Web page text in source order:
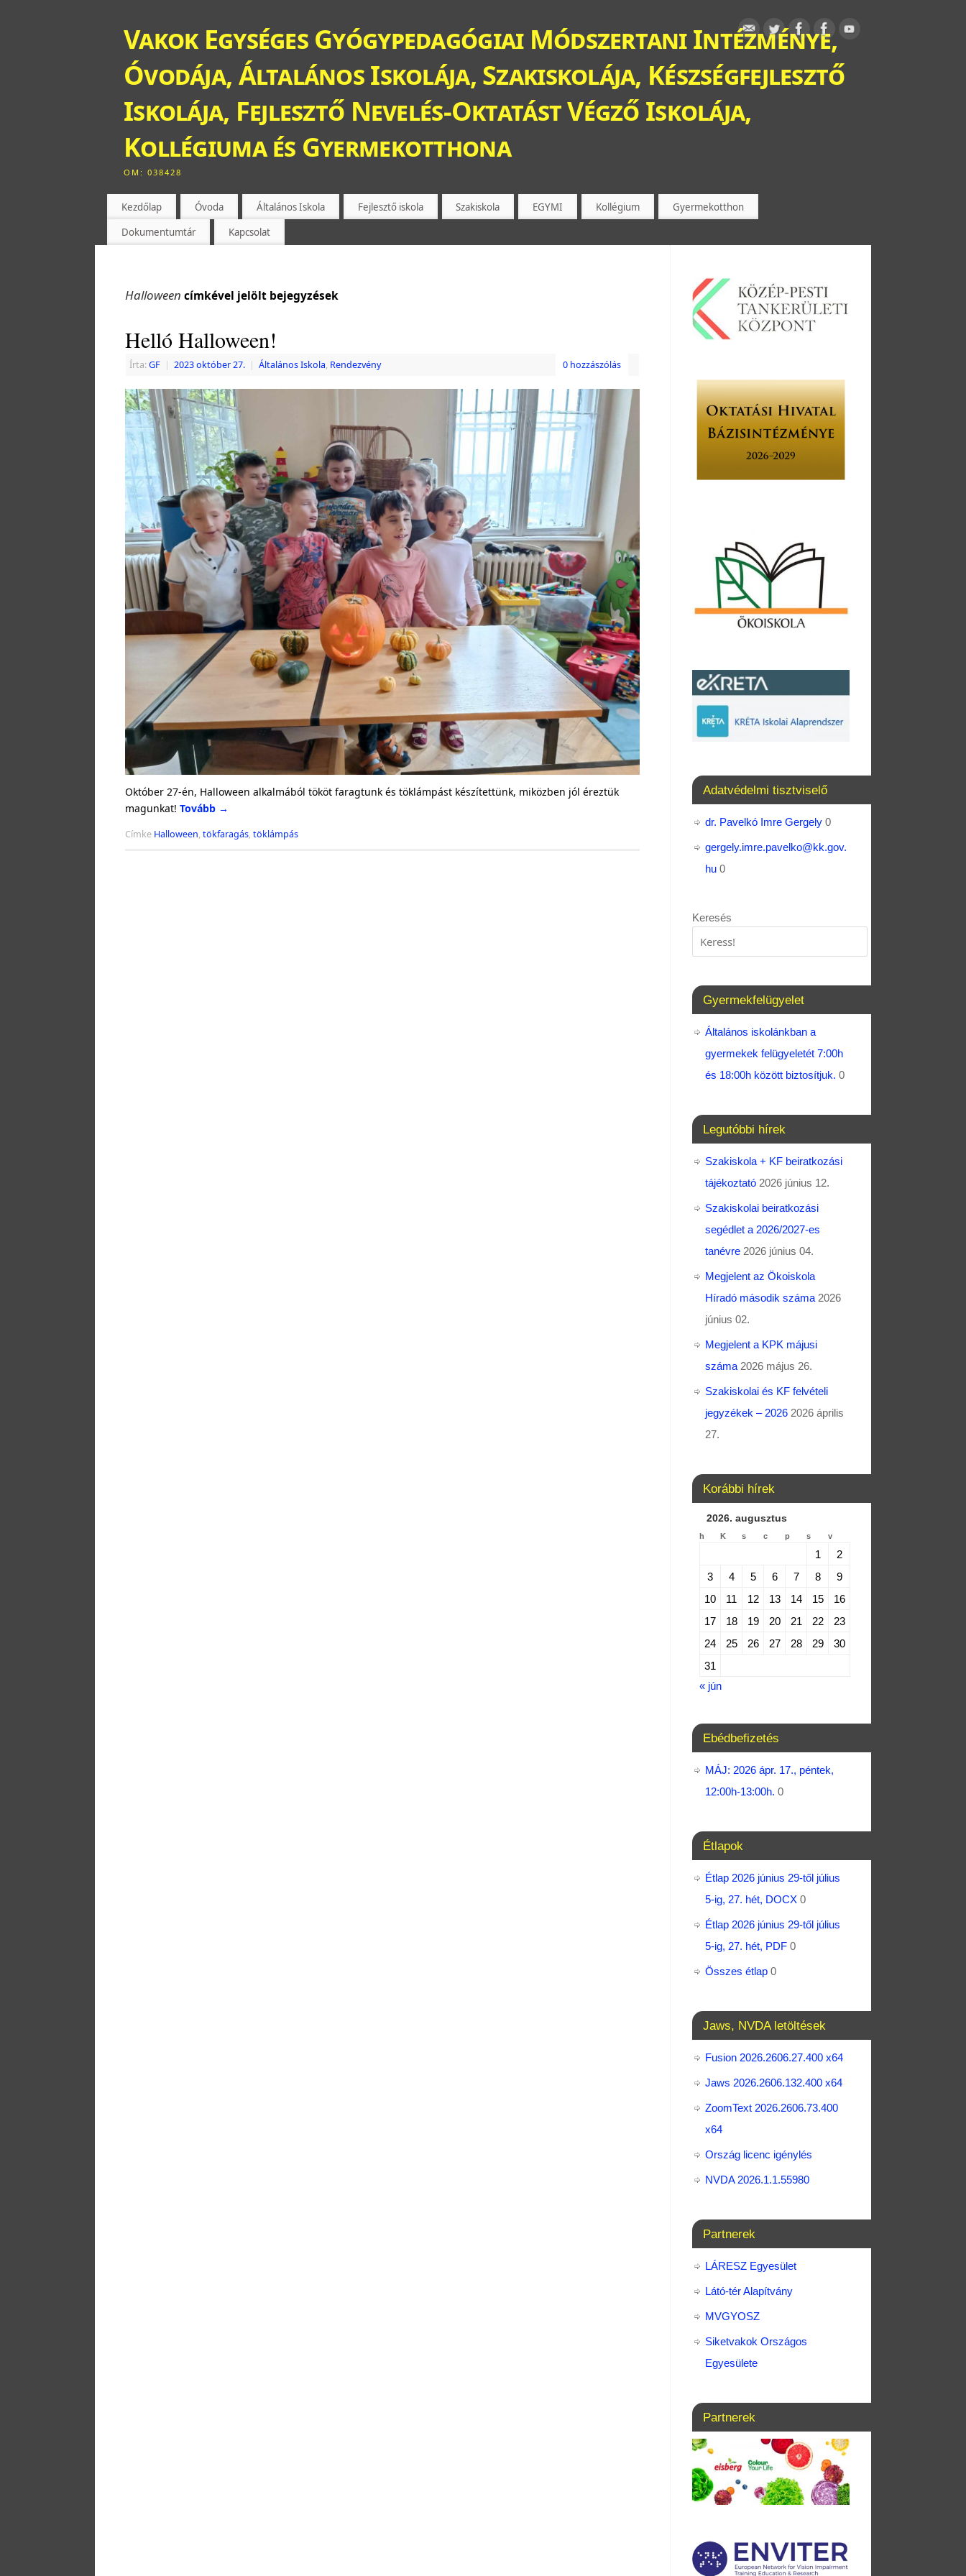
Vakok Egységes Gyógypedagógiai Módszertani Intézménye,
Óvodája, Általános Iskolája, Szakiskolája, Készségfejlesztő
Iskolája, Fejlesztő Nevelés-Oktatást Végző Iskolája,
Kollégiuma és Gyermekotthona
OM: 038428
Kezdőlap Óvoda Általános Iskola Fejlesztő iskola Szakiskola EGYMI Kollégium
Gyermekotthon
Dokumentumtár
Kapcsolat
Halloween címkével jelölt bejegyzések
Helló Halloween!
Írta:GF | 2023 október 27. | Általános Iskola, Rendezvény 0 hozzászólás
Október 27-én, Halloween alkalmából tököt faragtunk és töklámpást készítettünk, miközben jól éreztük
magunkat! Tovább →
Címke Halloween,tökfaragás,töklámpás
Adatvédelmi tisztviselő
dr. Pavelkó Imre Gergely 0
gergely.imre.pavelko@kk.gov.
hu 0
Keresés
Gyermekfelügyelet
Általános iskolánkban a
gyermekek felügyeletét 7:00h
és 18:00h között biztosítjuk. 0
Legutóbbi hírek
Szakiskola + KF beiratkozási
tájékoztató 2026 június 12.
Szakiskolai beiratkozási
segédlet a 2026/2027-es
tanévre 2026 június 04.
Megjelent az Ökoiskola
Híradó második száma 2026
június 02.
Megjelent a KPK májusi
száma 2026 május 26.
Szakiskolai és KF felvételi
jegyzékek – 2026 2026 április
27.
Korábbi hírek
2026. augusztus
h K s c p s v
1
2
3
4 5 6 7 8
9
10
11 12 13 14 15
16
17
18 19 20 21 22
23
24
25 26 27 28 29
30
31
« jún
Ebédbefizetés
MÁJ: 2026 ápr. 17., péntek,
12:00h-13:00h. 0
Étlapok
Étlap 2026 június 29-től július
5-ig, 27. hét, DOCX 0
Étlap 2026 június 29-től július
5-ig, 27. hét, PDF 0
Összes étlap 0
Jaws, NVDA letöltések
Fusion 2026.2606.27.400 x64
Jaws 2026.2606.132.400 x64
ZoomText 2026.2606.73.400​
x64
Ország licenc igénylés
NVDA 2026.1.1.55980
Partnerek
LÁRESZ Egyesület
Látó-tér Alapítvány
MVGYOSZ
Siketvakok Országos
Egyesülete
Partnerek